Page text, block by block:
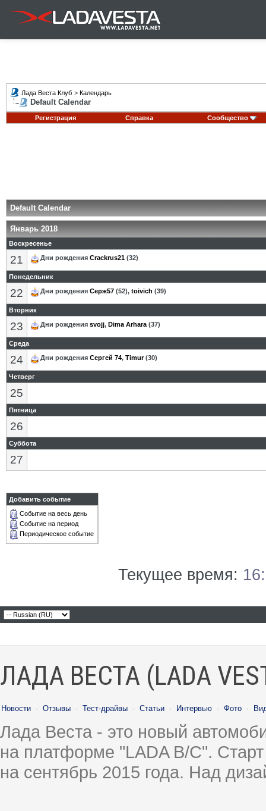
Лада Веста Клуб > Календарь
Default Calendar
Регистрация Справка Сообщество
Default Calendar
Январь 2018
Воскресенье
21 Дни рождения Crackrus21 (32)
Понедельник
22 Дни рождения Серж57 (52), toivich (39)
Вторник
23 Дни рождения svojj, Dima Arhara(37)
Среда
24 Дни рождения Сергей 74, Timur(30)
Четверг
25
Пятница
26
Суббота
27
Добавить событие
Событие на весь день
Событие на период
Периодическое событие
Текущее время:
ЛАДА ВЕСТА (LADA
Новости · Отзывы · Тест-драйвы · Статьи · Интервью · Фото ·
Лада Веста - это новый
на платформе "LADA B/C".
на сентябрь 2015 года. Над